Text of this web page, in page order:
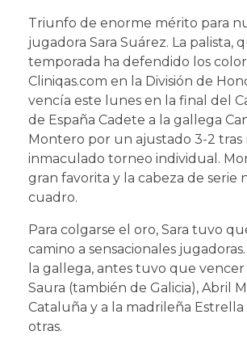
Triunfo de enorme mérito para
jugadora Sara Suárez. La palista,
temporada ha defendido los
Cliniqas.com en la División de
vencía este lunes en la final del
de España Cadete a la gallega
Montero por un ajustado 3-2 tras
inmaculado torneo individual.
gran favorita y la cabeza de serie
cuadro.
Para colgarse el oro, Sara tuvo
camino a sensacionales
la gallega, antes tuvo que vencer
Saura (también de Galicia), Abril
Cataluña y a la madrileña
otras.